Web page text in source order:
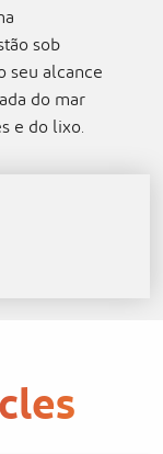
sob
seu alcance
do mar
e do lixo.